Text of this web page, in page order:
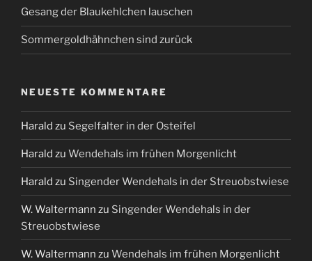
Gesang der Blaukehlchen lauschen
Sommergoldhähnchen sind zurück
NEUESTE KOMMENTARE
Harald zu Segelfalter in der Osteifel
Harald zu Wendehals im frühen Morgenlicht
Harald zu Singender Wendehals in der Streuobstwiese
W. Waltermann zu Singender Wendehals in der
Streuobstwiese
W. Waltermann zu Wendehals im frühen Morgenlicht